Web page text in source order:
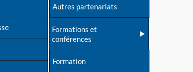
Autres partenariats
Formations et
conférences
Formation